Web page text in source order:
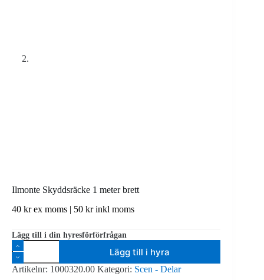
Ilmonte Skyddsräcke 1 meter brett
40 krex moms | 50 krinkl moms
Lägg till i din hyresförförfrågan
Ilmonte
Skyddsräcke
1
meter
Lägg till i hyra
Artikelnr: 1000320.00 Kategori: Scen - Delar